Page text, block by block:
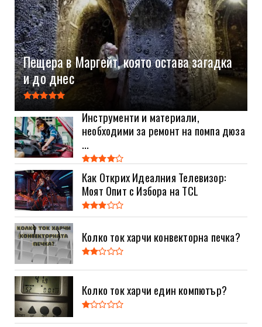
Пещера в Маргейт, която остава загадка
и до днес
Инструменти и материали,
необходими за ремонт на помпа дюза
...
Как Открих Идеалния Телевизор:
Моят Опит с Избора на TCL
Колко ток харчи конвекторна печка?
Колко ток харчи един компютър?